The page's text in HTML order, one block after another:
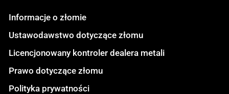
Informacje o złomie
Ustawodawstwo dotyczące złomu
Licencjonowany kontroler dealera metali
Prawo dotyczące złomu
Polityka prywatności